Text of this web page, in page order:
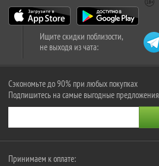
Ищите скидки поблизости,
не выходя из чата:
Сэкономьте до 90% при любых покупках
Подпишитесь на самые выгодные предложения
Принимаем к оплате: